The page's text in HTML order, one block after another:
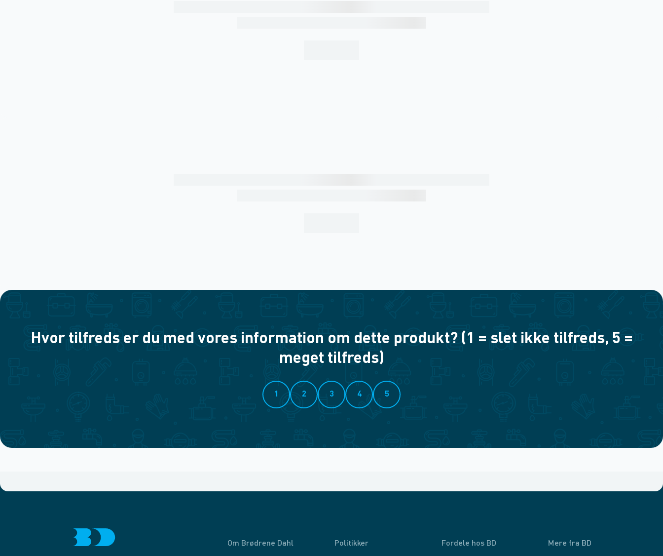
Hvor tilfreds er du med vores information om dette produkt? (1 = slet ikke tilfreds, 5 =
meget tilfreds)
1 2 3 4 5
Om Brødrene Dahl Politikker Fordele hos BD Mere fra BD